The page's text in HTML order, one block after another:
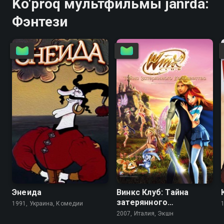
Ko'proq мультфильмы janrda:
Фэнтези
7.9 8.0
Энеида
1991, Украина, Комедии
4.4 5.8
Винкс Клуб: Тайна
затерянного
королевства
2007, Италия, Экшн